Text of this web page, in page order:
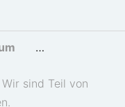
cookies und
sind Teil von